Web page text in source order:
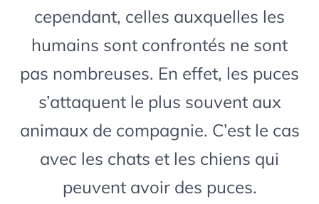
cependant, celles auxquelles les
humains sont confrontés ne sont
pas nombreuses. En effet, les puces
s’attaquent le plus souvent aux
animaux de compagnie. C’est le cas
avec les chats et les chiens qui
peuvent avoir des puces.